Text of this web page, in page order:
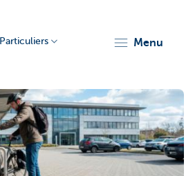
Particuliers menu